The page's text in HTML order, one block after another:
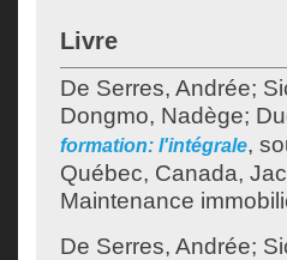
Livre
De Serres, Andrée;
Dongmo, Nadège;
formation: l'intégrale,
Québec, Canada,
Maintenance
De Serres, Andrée;